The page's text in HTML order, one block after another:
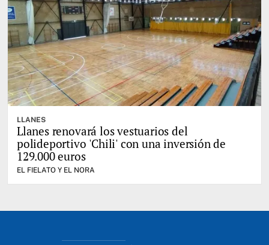
LLANES
Llanes renovará los vestuarios del
polideportivo 'Chili' con una inversión de
129.000 euros
EL FIELATO Y EL NORA